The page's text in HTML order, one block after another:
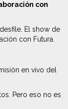
con
El show de
con Futura.
en vivo del
Pero eso no es